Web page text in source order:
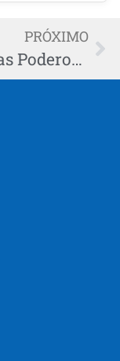
PRÓXIMO
Palavras Poderosas Acabam de Mudar Anúncios: Entenda